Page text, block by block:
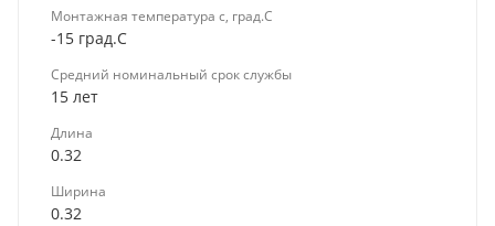
Монтажная температура с, град.C
-15 град.C
Средний номинальный срок службы
15 лет
Длина
0.32
Ширина
0.32